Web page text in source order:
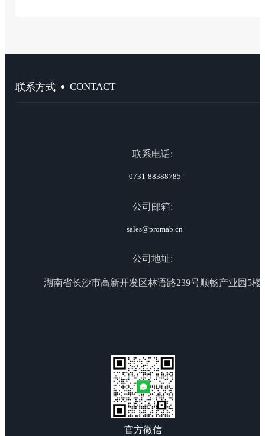
联系方式 CONTACT
联系电话:
0731-88388785
公司邮箱:
sales@promab.cn
公司地址:
湖南省长沙市高新开发区林语路239号顺畅产业园5楼
官方微信